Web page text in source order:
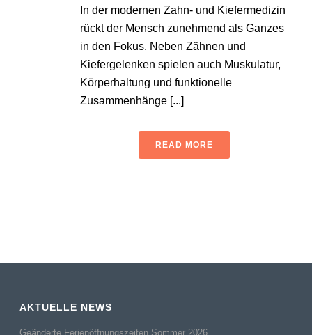
In der modernen Zahn- und Kiefermedizin
rückt der Mensch zunehmend als Ganzes
in den Fokus. Neben Zähnen und
Kiefergelenken spielen auch Muskulatur,
Körperhaltung und funktionelle
Zusammenhänge [...]
READ MORE
AKTUELLE NEWS
Geänderte Ferienöffnungszeiten Sommer 2026